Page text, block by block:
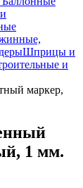
Шприцы и
и
маркер,
1 мм.